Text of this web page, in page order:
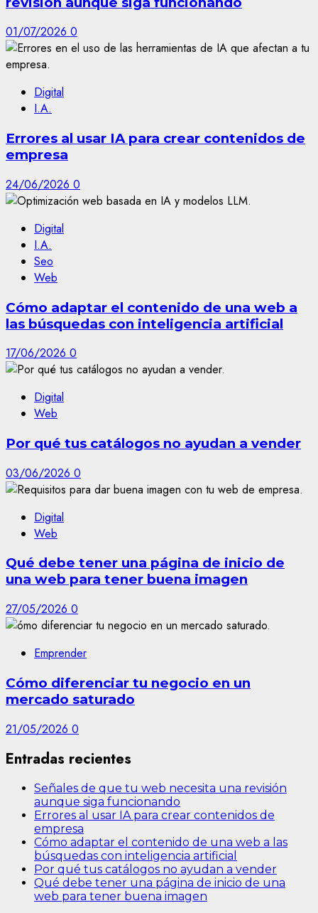
01/07/2026 0
Digital
I.A.
Errores al usar IA para crear contenidos de
empresa
24/06/2026 0
Digital
I.A.
Seo
Web
Cómo adaptar el contenido de una web a
las búsquedas con inteligencia artificial
17/06/2026 0
Digital
Web
Por qué tus catálogos no ayudan a vender
03/06/2026 0
Digital
Web
Qué debe tener una página de inicio de
una web para tener buena imagen
27/05/2026 0
Emprender
Cómo diferenciar tu negocio en un
mercado saturado
21/05/2026 0
Entradas recientes
Señales de que tu web necesita una revisión
aunque siga funcionando
Errores al usar IA para crear contenidos de
empresa
Cómo adaptar el contenido de una web a las
búsquedas con inteligencia artificial
Por qué tus catálogos no ayudan a vender
Qué debe tener una página de inicio de una
web para tener buena imagen